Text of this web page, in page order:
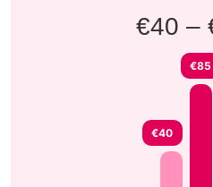
€40 –
€40
€85